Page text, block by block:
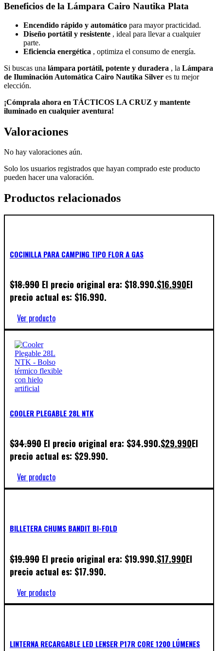
Beneficios de la Lámpara Cairo Nautika Plata
Encendido rápido y automático para mayor practicidad.
Diseño portátil y resistente , ideal para llevar a cualquier
parte.
Eficiencia energética , optimiza el consumo de energía.
Si buscas una lámpara portátil, potente y duradera , la Lámpara
de Iluminación Automática Cairo Nautika Silver es tu mejor
elección.
¡Cómprala ahora en TÁCTICOS LA CRUZ y mantente
iluminado en cualquier aventura!
Valoraciones
No hay valoraciones aún.
Solo los usuarios registrados que hayan comprado este producto
pueden hacer una valoración.
Productos relacionados
COCINILLA PARA CAMPING TIPO FLOR A GAS
$18.990 El precio original era: $18.990.$16.990El
precio actual es: $16.990.
Ver producto
COOLER PLEGABLE 28L NTK
$34.990 El precio original era: $34.990.$29.990El
precio actual es: $29.990.
Ver producto
BILLETERA CHUMS BANDIT BI-FOLD
$19.990 El precio original era: $19.990.$17.990El
precio actual es: $17.990.
Ver producto
LINTERNA RECARGABLE LED LENSER P17R CORE 1200 LÚMENES